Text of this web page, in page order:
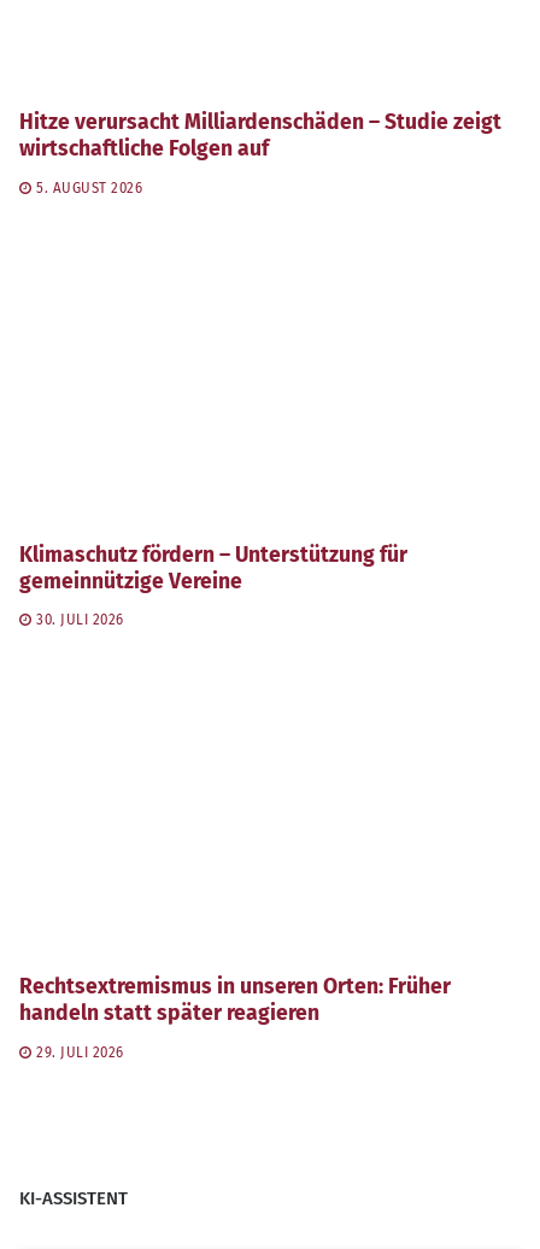
Hitze verursacht Milliardenschäden – Studie zeigt
wirtschaftliche Folgen auf
5. AUGUST 2026
Klimaschutz fördern – Unterstützung für
gemeinnützige Vereine
30. JULI 2026
Rechtsextremismus in unseren Orten: Früher
handeln statt später reagieren
29. JULI 2026
KI-ASSISTENT